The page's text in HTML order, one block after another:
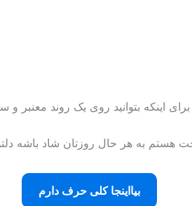
اینکه بتوانید روی یک روند
هستم به هر حال روزتان شاد باشه
بیااینجا کلی حرف دارم